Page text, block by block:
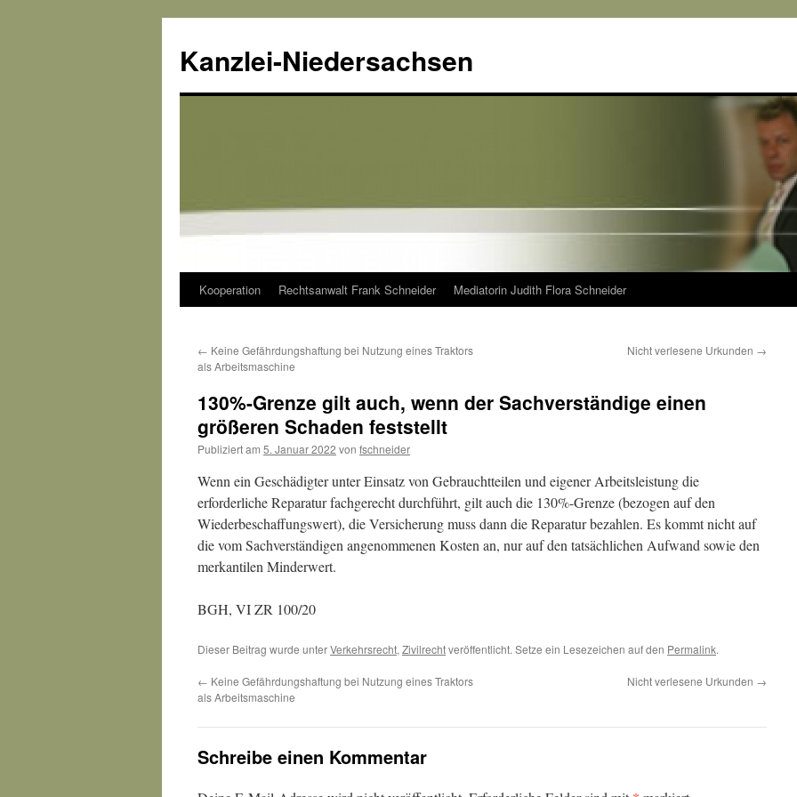
Kanzlei-Niedersachsen
Zum
springen
Kooperation Rechtsanwalt Frank Schneider Mediatorin Judith Flora Schneider
← Keine Gefährdungshaftung bei Nutzung eines Traktors
als Arbeitsmaschine
Nicht verlesene Urkunden →
130%-Grenze gilt auch, wenn der Sachverständige einen
größeren Schaden feststellt
Publiziert am 5. Januar 2022 von fschneider
Wenn ein Geschädigter unter Einsatz von Gebrauchtteilen und eigener Arbeitsleistung die
erforderliche Reparatur fachgerecht durchführt, gilt auch die 130%-Grenze (bezogen auf den
Wiederbeschaffungswert), die Versicherung muss dann die Reparatur bezahlen. Es kommt nicht auf
die vom Sachverständigen angenommenen Kosten an, nur auf den tatsächlichen Aufwand sowie den
merkantilen Minderwert.
BGH, VI ZR 100/20
Dieser Beitrag wurde unterVerkehrsrecht, Zivilrechtveröffentlicht. Setze ein Lesezeichen auf den Permalink.
← Keine Gefährdungshaftung bei Nutzung eines Traktors
als Arbeitsmaschine
Nicht verlesene Urkunden →
Schreibe einen Kommentar